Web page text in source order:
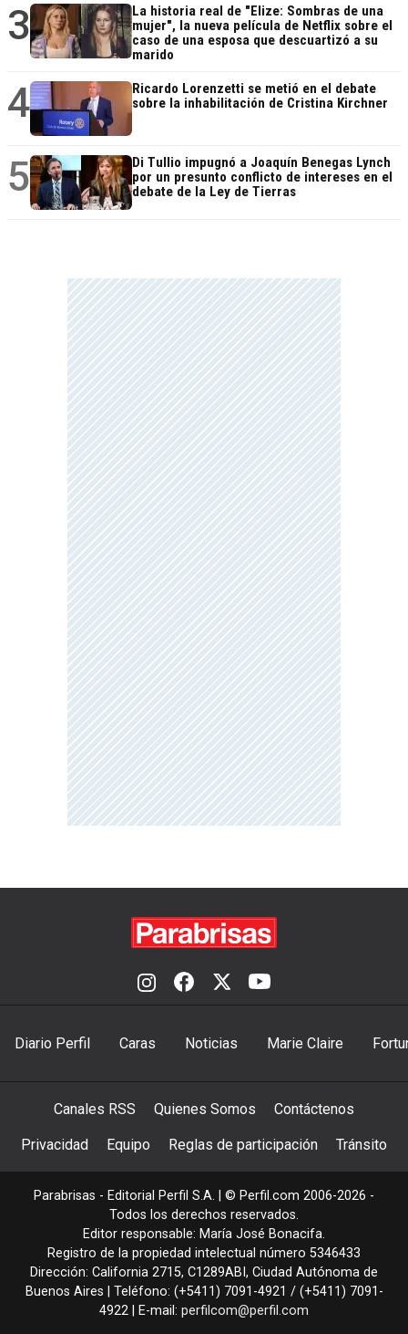
3
La historia real de "Elize: Sombras de una
mujer", la nueva película de Netflix sobre el
caso de una esposa que descuartizó a su
marido
4
Ricardo Lorenzetti se metió en el debate
sobre la inhabilitación de Cristina Kirchner
5
Di Tullio impugnó a Joaquín Benegas Lynch
por un presunto conflicto de intereses en el
debate de la Ley de Tierras
Diario Perfil Caras Noticias Marie Claire
Canales RSS Quienes Somos Contáctenos
Privacidad Equipo Reglas de participación Tránsito
Parabrisas - Editorial Perfil S.A. | © Perfil.com 2006-2026 -
Todos los derechos reservados.
Editor responsable: María José Bonacifa.
Registro de la propiedad intelectual número 5346433
Dirección: California 2715, C1289ABI , Ciudad Autónoma de
Buenos Aires | Teléfono: (+5411) 7091-4921 / (+5411) 7091-
4922 | E-mail: perfilcom@perfil.com